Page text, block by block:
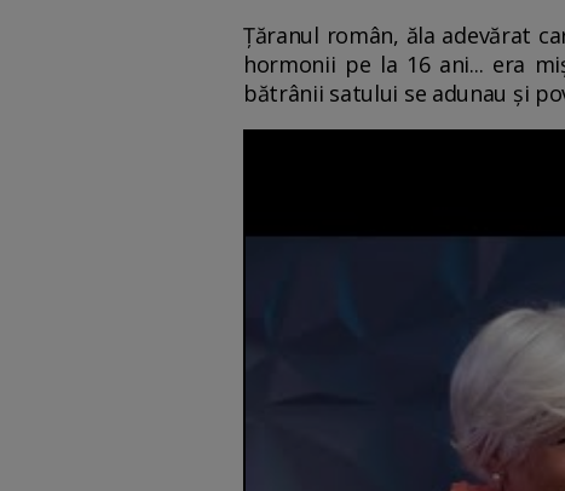
Țăranul român, ăla adevărat
hormonii pe la 16 ani... era
bătrânii satului se adunau și